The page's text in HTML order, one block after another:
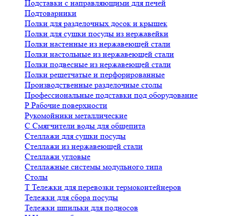
Подставки с направляющими для печей
Подтоварники
Полки для разделочных досок и крышек
Полки для сушки посуды из нержавейки
Полки настенные из нержавеющей стали
Полки настольные из нержавеющей стали
Полки подвесные из нержавеющей стали
Полки решетчатые и перфорированные
Производственные разделочные столы
Профессиональные подставки под оборудование
Р Рабочие поверхности
Рукомойники металлические
С Смягчители воды для общепита
Стеллажи для сушки посуды
Стеллажи из нержавеющей стали
Стеллажи угловые
Стеллажные системы модульного типа
Столы
Т Тележки для перевозки термоконтейнеров
Тележки для сбора посуды
Тележки шпильки для подносов